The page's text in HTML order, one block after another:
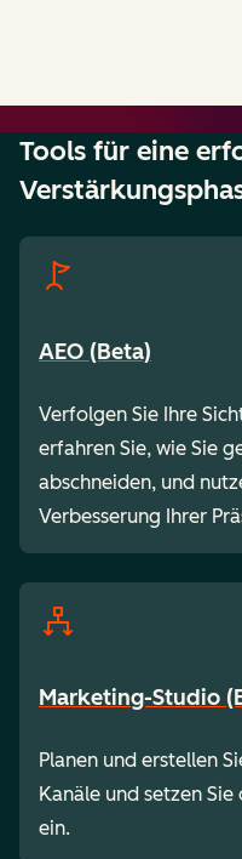
Tools für eine
AEO (Beta)
Verfolgen Sie Ihre
erfahren Sie, wie Sie
abschneiden, und
Verbesserung Ihrer
Marketing-Studio
Planen und erstellen
Kanäle und setzen
ein.